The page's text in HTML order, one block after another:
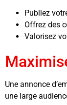
Publiez
Offrez des
Valorisez
Une annonce
une large